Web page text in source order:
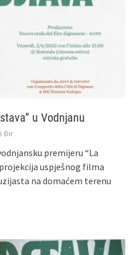
u Vodnjanu
Đir
premijeru “La
uspješnog filma
na domaćem terenu